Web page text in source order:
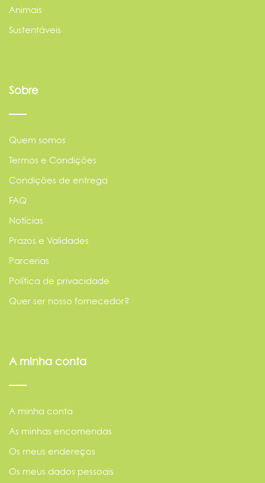
Animais
Sustentáveis
Sobre
Quem somos
Termos e Condições
Condições de entrega
FAQ
Notícias
Prazos e Validades
Parcerias
Política de privacidade
Quer ser nosso fornecedor?
A minha conta
A minha conta
As minhas encomendas
Os meus endereços
Os meus dados pessoais